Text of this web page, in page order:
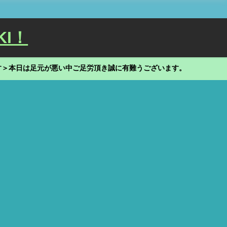
！
本日は足元が悪い中ご足労頂き誠に有難うございます。